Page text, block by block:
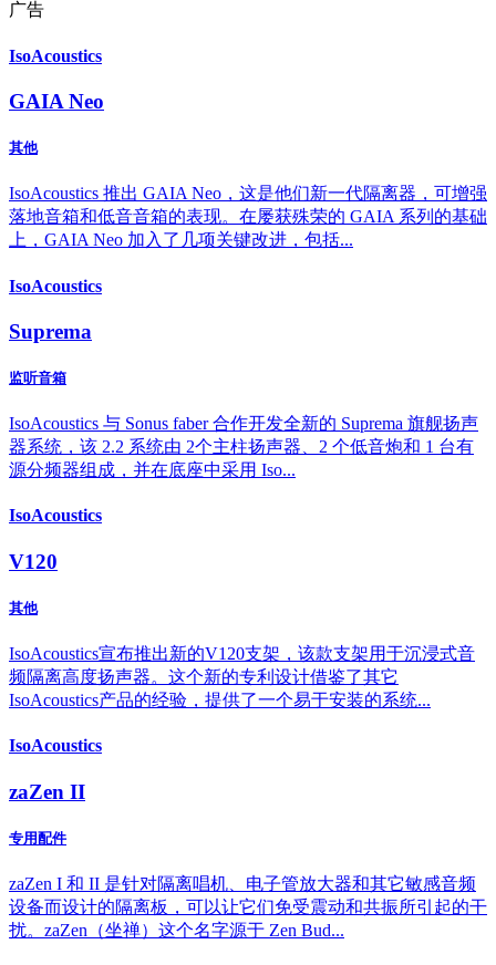
广告
IsoAcoustics
GAIA Neo
其他
IsoAcoustics 推出 GAIA Neo，这是他们新一代隔离器，可增强
落地音箱和低音音箱的表现。在屡获殊荣的 GAIA 系列的基础
上，GAIA Neo 加入了几项关键改进，包括...
IsoAcoustics
Suprema
监听音箱
IsoAcoustics 与 Sonus faber 合作开发全新的 Suprema 旗舰扬声
器系统，该 2.2 系统由 2个主柱扬声器、2 个低音炮和 1 台有
源分频器组成，并在底座中采用 Iso...
IsoAcoustics
V120
其他
IsoAcoustics宣布推出新的V120支架，该款支架用于沉浸式音
频隔离高度扬声器。这个新的专利设计借鉴了其它
IsoAcoustics产品的经验，提供了一个易于安装的系统...
IsoAcoustics
zaZen II
专用配件
zaZen I 和 II 是针对隔离唱机、电子管放大器和其它敏感音频
设备而设计的隔离板，可以让它们免受震动和共振所引起的干
扰。zaZen（坐禅）这个名字源于 Zen Bud...